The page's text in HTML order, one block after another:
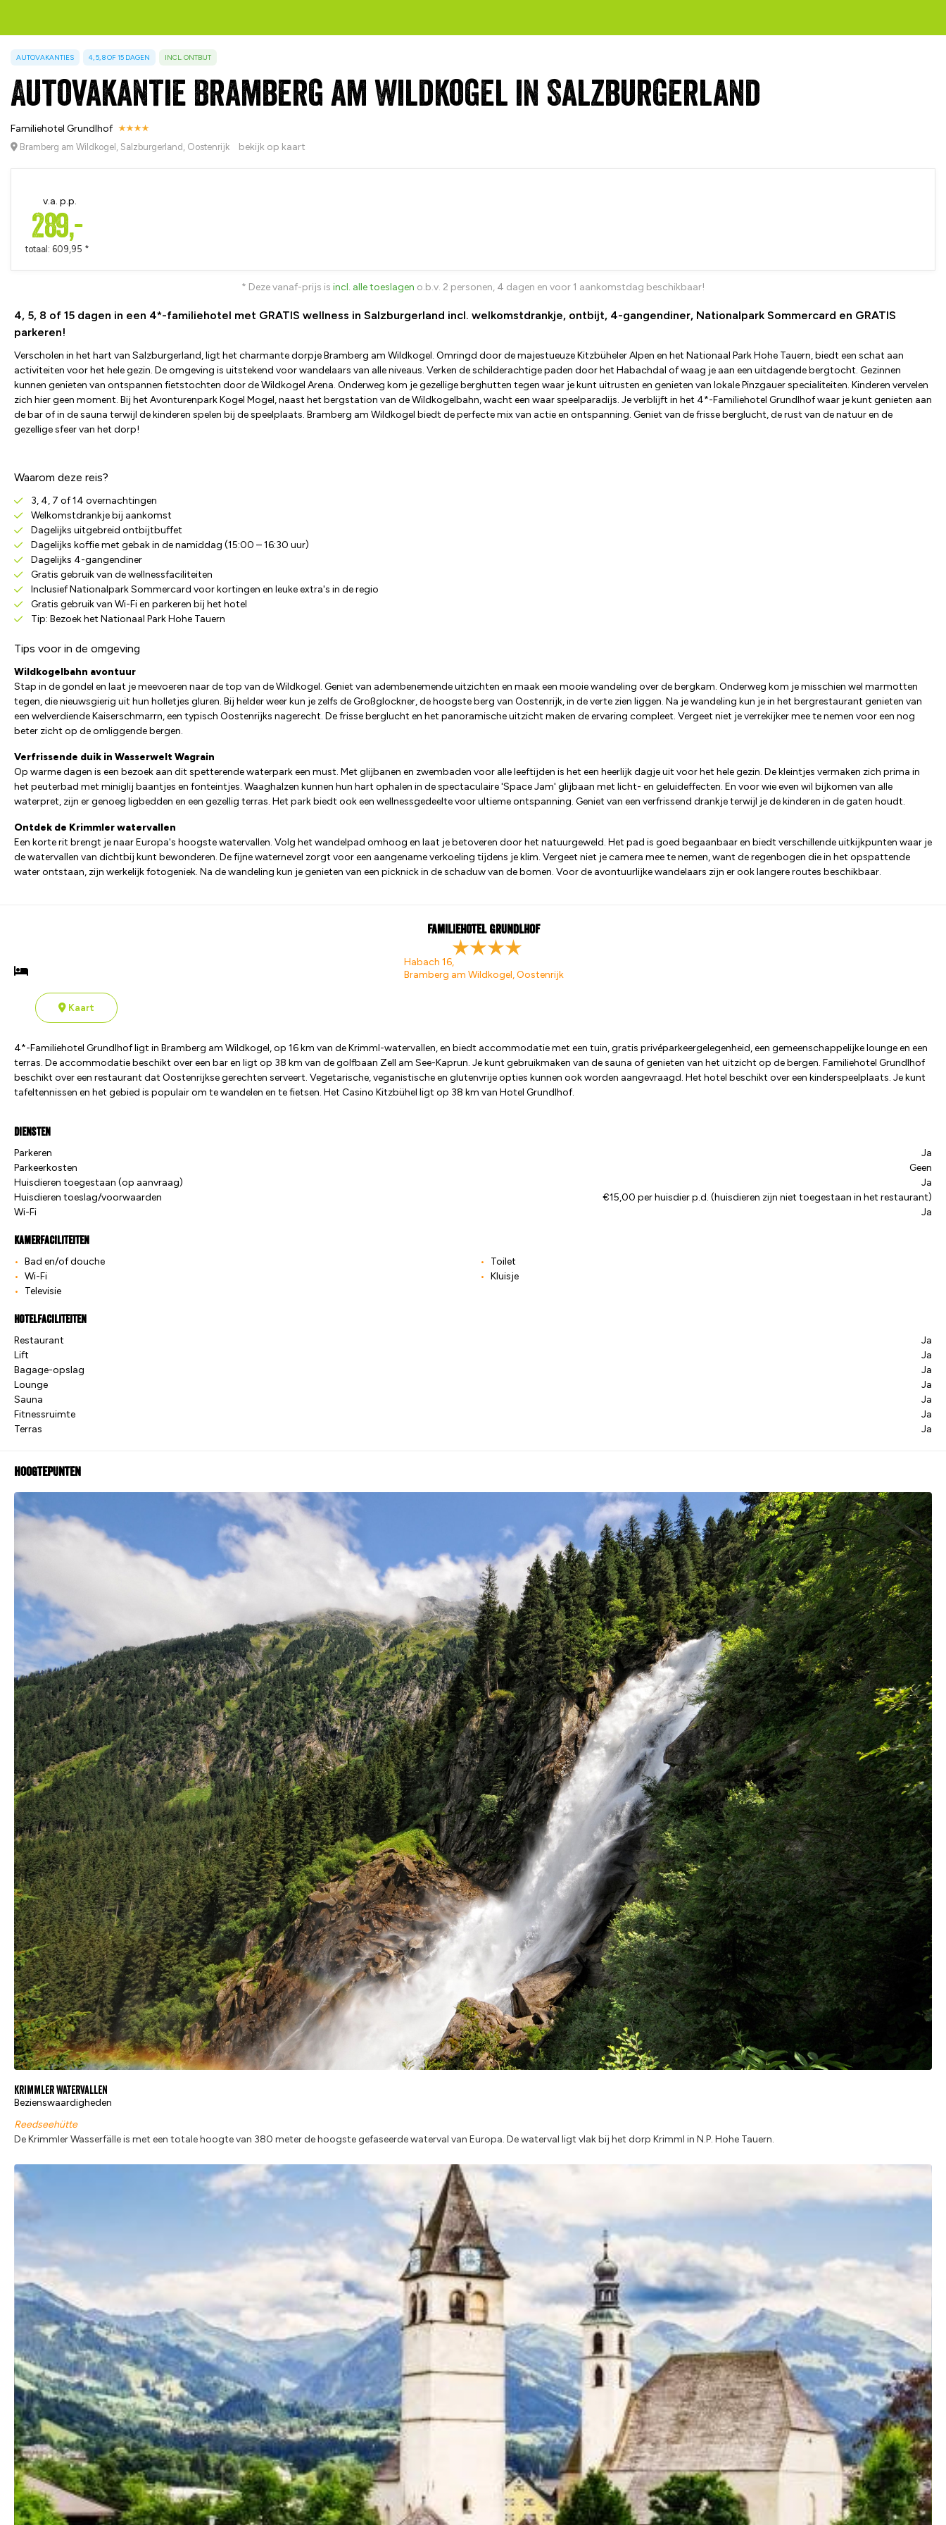
AUTOVAKANTIES 4, 5, 8 OF 15 DAGEN INCL. ONTBIJT
Autovakantie Bramberg am Wildkogel in Salzburgerland
Familiehotel Grundlhof
Bramberg am Wildkogel, Salzburgerland, Oostenrijk bekijk op kaart
v.a. p.p.
289,-
totaal: 609,95 *
* Deze vanaf-prijs is incl. alle toeslagen o.b.v. 2 personen, 4 dagen en voor 1 aankomstdag beschikbaar!
4, 5, 8 of 15 dagen in een 4*-familiehotel met GRATIS wellness in Salzburgerland incl. welkomstdrankje, ontbijt, 4-gangendiner, Nationalpark Sommercard en GRATIS
parkeren!
Verscholen in het hart van Salzburgerland, ligt het charmante dorpje Bramberg am Wildkogel. Omringd door de majestueuze Kitzbüheler Alpen en het Nationaal Park Hohe Tauern, biedt een schat aan
activiteiten voor het hele gezin. De omgeving is uitstekend voor wandelaars van alle niveaus. Verken de schilderachtige paden door het Habachdal of waag je aan een uitdagende bergtocht. Gezinnen
kunnen genieten van ontspannen fietstochten door de Wildkogel Arena. Onderweg kom je gezellige berghutten tegen waar je kunt uitrusten en genieten van lokale Pinzgauer specialiteiten. Kinderen vervelen
zich hier geen moment. Bij het Avonturenpark Kogel Mogel, naast het bergstation van de Wildkogelbahn, wacht een waar speelparadijs. Je verblijft in het 4*-Familiehotel Grundlhof waar je kunt genieten aan
de bar of in de sauna terwijl de kinderen spelen bij de speelplaats. Bramberg am Wildkogel biedt de perfecte mix van actie en ontspanning. Geniet van de frisse berglucht, de rust van de natuur en de
gezellige sfeer van het dorp!
Waarom deze reis?
3, 4, 7 of 14 overnachtingen
Welkomstdrankje bij aankomst
Dagelijks uitgebreid ontbijtbuffet
Dagelijks koffie met gebak in de namiddag (15:00 – 16:30 uur)
Dagelijks 4-gangendiner
Gratis gebruik van de wellnessfaciliteiten
Inclusief Nationalpark Sommercard voor kortingen en leuke extra's in de regio
Gratis gebruik van Wi-Fi en parkeren bij het hotel
Tip: Bezoek het Nationaal Park Hohe Tauern
Tips voor in de omgeving
Wildkogelbahn avontuur
Stap in de gondel en laat je meevoeren naar de top van de Wildkogel. Geniet van adembenemende uitzichten en maak een mooie wandeling over de bergkam. Onderweg kom je misschien wel marmotten
tegen, die nieuwsgierig uit hun holletjes gluren. Bij helder weer kun je zelfs de Großglockner, de hoogste berg van Oostenrijk, in de verte zien liggen. Na je wandeling kun je in het bergrestaurant genieten van
een welverdiende Kaiserschmarrn, een typisch Oostenrijks nagerecht. De frisse berglucht en het panoramische uitzicht maken de ervaring compleet. Vergeet niet je verrekijker mee te nemen voor een nog
beter zicht op de omliggende bergen.
Verfrissende duik in Wasserwelt Wagrain
Op warme dagen is een bezoek aan dit spetterende waterpark een must. Met glijbanen en zwembaden voor alle leeftijden is het een heerlijk dagje uit voor het hele gezin. De kleintjes vermaken zich prima in
het peuterbad met miniglij baantjes en fonteintjes. Waaghalzen kunnen hun hart ophalen in de spectaculaire 'Space Jam' glijbaan met licht- en geluideffecten. En voor wie even wil bijkomen van alle
waterpret, zijn er genoeg ligbedden en een gezellig terras. Het park biedt ook een wellnessgedeelte voor ultieme ontspanning. Geniet van een verfrissend drankje terwijl je de kinderen in de gaten houdt.
Ontdek de Krimmler watervallen
Een korte rit brengt je naar Europa's hoogste watervallen. Volg het wandelpad omhoog en laat je betoveren door het natuurgeweld. Het pad is goed begaanbaar en biedt verschillende uitkijkpunten waar je
de watervallen van dichtbij kunt bewonderen. De fijne waternevel zorgt voor een aangename verkoeling tijdens je klim. Vergeet niet je camera mee te nemen, want de regenbogen die in het opspattende
water ontstaan, zijn werkelijk fotogeniek. Na de wandeling kun je genieten van een picknick in de schaduw van de bomen. Voor de avontuurlijke wandelaars zijn er ook langere routes beschikbaar.
Familiehotel Grundlhof
Habach 16,
Bramberg am Wildkogel, Oostenrijk
Kaart
4*-Familiehotel Grundlhof ligt in Bramberg am Wildkogel, op 16 km van de Krimml-watervallen, en biedt accommodatie met een tuin, gratis privéparkeergelegenheid, een gemeenschappelijke lounge en een
terras. De accommodatie beschikt over een bar en ligt op 38 km van de golfbaan Zell am See-Kaprun. Je kunt gebruikmaken van de sauna of genieten van het uitzicht op de bergen. Familiehotel Grundlhof
beschikt over een restaurant dat Oostenrijkse gerechten serveert. Vegetarische, veganistische en glutenvrije opties kunnen ook worden aangevraagd. Het hotel beschikt over een kinderspeelplaats. Je kunt
tafeltennissen en het gebied is populair om te wandelen en te fietsen. Het Casino Kitzbühel ligt op 38 km van Hotel Grundlhof.
Diensten
Parkeren
Ja
Parkeerkosten
Geen
Huisdieren toegestaan (op aanvraag)
Ja
Huisdieren toeslag/voorwaarden
€15,00 per huisdier p.d. (huisdieren zijn niet toegestaan in het restaurant)
Wi-Fi
Ja
Kamerfaciliteiten
Bad en/of douche
Toilet
Wi-Fi
Kluisje
Televisie
Hotelfaciliteiten
Restaurant
Ja
Lift
Ja
Bagage-opslag
Ja
Lounge
Ja
Sauna
Ja
Fitnessruimte
Ja
Terras
Ja
Hoogtepunten
Krimmler Watervallen
Bezienswaardigheden
Reedseehütte
De Krimmler Wasserfälle is met een totale hoogte van 380 meter de hoogste gefaseerde waterval van Europa. De waterval ligt vlak bij het dorp Krimml in N.P. Hohe Tauern.